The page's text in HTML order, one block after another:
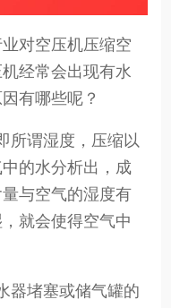
对空压机压缩空
经常会出现有水
有哪些呢？
所谓湿度，压缩以
的水分析出，成
与空气的湿度有
就会使得空气中
器堵塞或储气罐的